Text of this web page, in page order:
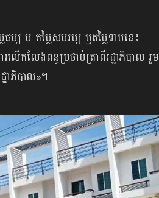
យ ម តម្លៃសមរម្យ ឬតម្លៃទាបនេះ
លែងពន្ធប្រថាប់ត្រាពីរដ្ឋាភិបាល រួម
ាភិបាល»។